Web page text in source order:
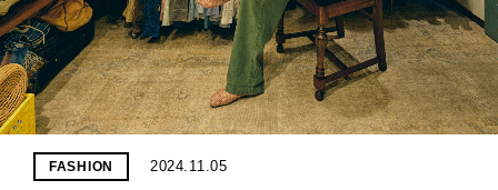
PROJECT
WHAT’S
LIFE
LABEL
FASHION 2024.11.05